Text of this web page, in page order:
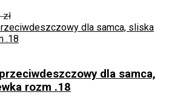
zł
dla samca,
rozm .18